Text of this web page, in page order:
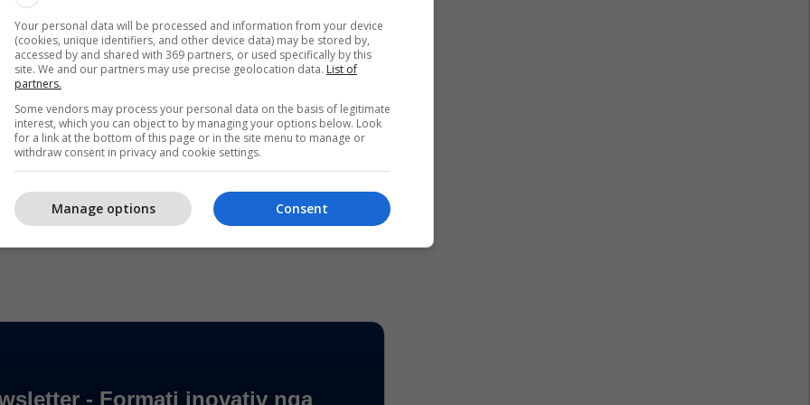
ish-Federatës se Jugosllavisë! Nastic është një
dhe ‘filmi iu ka ndalur’ në vitin 1990", ka
kanë ndryshuar dhe nga ish-Jugosllavia sot
7 flamuj shtetërorë.
Zeitalter, Zaklin!", ka përfunduar ai. /KP/
Your personal data will be processed and information from your device
(cookies, unique identifiers, and other device data) may be stored by,
accessed by and shared with 369 partners, or used specifically by this
site. We and our partners may use precise geolocation data. List of
partners.
Some vendors may process your personal data on the basis of legitimate
interest, which you can object to by managing your options below. Look
for a link at the bottom of this page or in the site menu to manage or
withdraw consent in privacy and cookie settings.
Consent
Manage options